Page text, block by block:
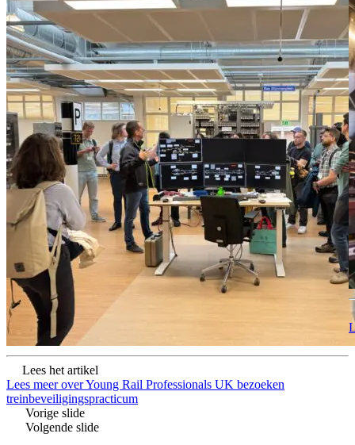
Lees het artikel
Lees meer over Young Rail Professionals UK bezoeken
treinbeveiligingspracticum
Vorige slide
Volgende slide